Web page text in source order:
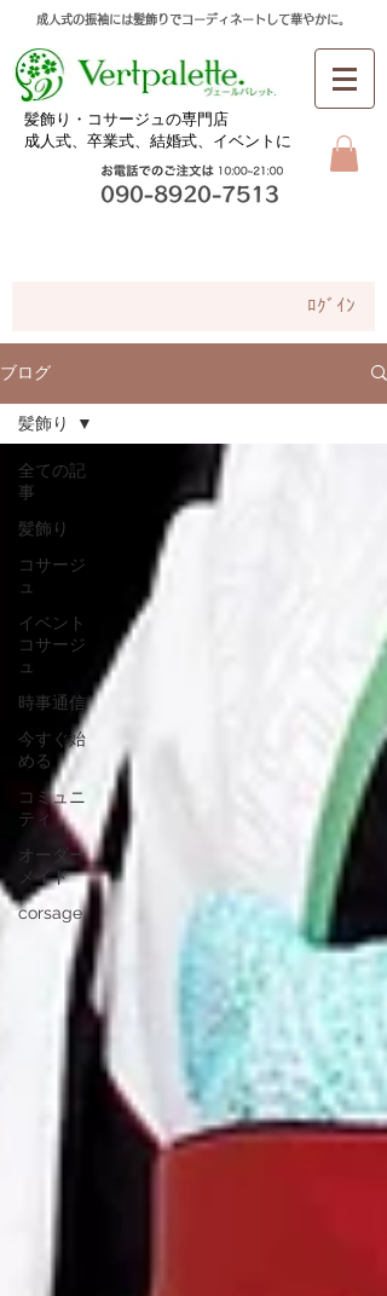
成人式の振袖には髪飾りでコーディネートして華やかに。
​髪飾り・コサージュの専門店
成人式、卒業式、 結婚式、イベントに
ﾛｸﾞｲﾝ
ブログ
全ての記
事
髪飾り
コサージ
ュ
イベント
コサージ
ュ
時事通信
今すぐ始
める
コミュニ
ティ
オーダー
メイド
corsage
髪飾り